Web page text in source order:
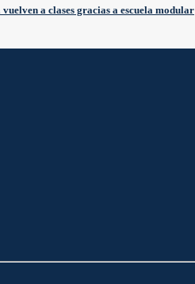
a clases gracias a escuela modular